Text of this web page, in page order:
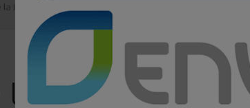
Industria Química
la Industria Química